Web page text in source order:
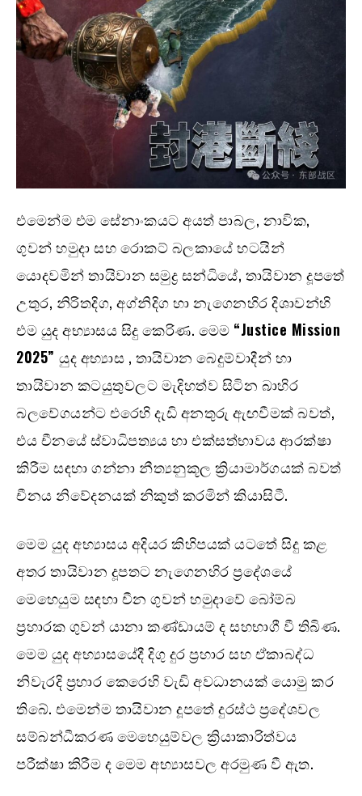
එමෙන්ම එම සේනාංකයට අයත් පාබල, නාවික,
ගුවන් හමුදා සහ රොකට් බලකායේ භටයින්
යොදවමින් තායිවාන සමුද්‍ර සන්ධියේ, තායිවාන දූපතේ
උතුර, නිරිතදිග, අග්නිදිග හා නැගෙනහිර දිශාවන්හි
එම යුද අභ්‍යාසය සිදු කෙරිණ. මෙම “Justice Mission
2025” යුද අභ්‍යාස , තායිවාන බෙදුම්වාදීන් හා
තායිවාන කටයුතුවලට මැදිහත්ව සිටින බාහිර
බලවේගයන්ට එරෙහි දැඩි අනතුරු ඇඟවීමක් බවත්,
එය චීනයේ ස්වාධිපත්‍යය හා එක්සත්භාවය ආරක්ෂා
කිරීම සඳහා ගන්නා නීත්‍යනුකූල ක්‍රියාමාර්ගයක් බවත්
චීනය නිවේදනයක් නිකුත් කරමින් කියාසිටී.
මෙම යුද අභ්‍යාසය අදියර කිහිපයක් යටතේ සිදු කළ
අතර තායිවාන දූපතට නැගෙනහිර ප්‍රදේශයේ
මෙහෙයුම සඳහා චීන ගුවන් හමුදාවේ බෝම්බ
ප්‍රහාරක ගුවන් යානා කණ්ඩායම් ද සහභාගී වී තිබිණ.
මෙම යුද අභ්‍යාසයේදී දිගු දුර ප්‍රහාර සහ ඒකාබද්ධ
නිවැරදි ප්‍රහාර කෙරෙහි වැඩි අවධානයක් යොමු කර
තිබේ. එමෙන්ම තායිවාන දූපතේ දුරස්ථ ප්‍රදේශවල
සම්බන්ධීකරණ මෙහෙයුම්වල ක්‍රියාකාරිත්වය
පරීක්ෂා කිරීම ද මෙම අභ්‍යාසවල අරමුණ වී ඇත.